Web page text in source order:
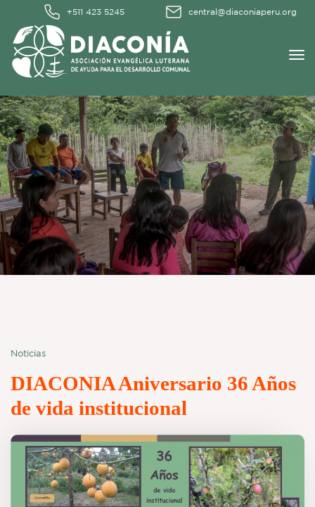
+511 423 5245 central@diaconiaperu.org
Noticias
DIACONIA Aniversario 36 Años
de vida institucional